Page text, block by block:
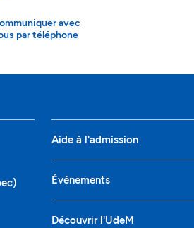
avec
par téléphone
Aide à l'admission
Événements
Découvrir l'UdeM